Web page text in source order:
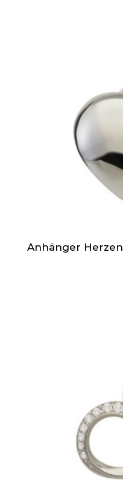
Anhänger Herzen